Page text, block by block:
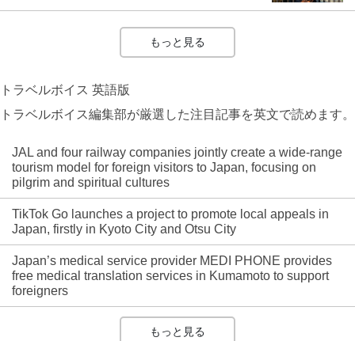
もっと見る
トラベルボイス 英語版
トラベルボイス編集部が厳選した注目記事を英文で読めます。
JAL and four railway companies jointly create a wide-range
tourism model for foreign visitors to Japan, focusing on
pilgrim and spiritual cultures
TikTok Go launches a project to promote local appeals in
Japan, firstly in Kyoto City and Otsu City
Japan’s medical service provider MEDI PHONE provides
free medical translation services in Kumamoto to support
foreigners
もっと見る